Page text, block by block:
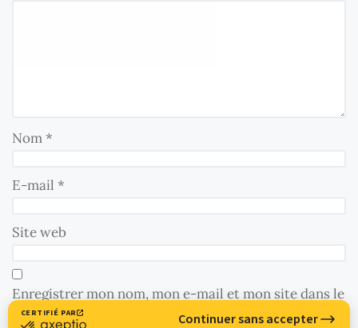
Nom*
E-mail *
Site web
Enregistrer mon nom, mon e-mail et mon site dans le
navigateur pour mon prochain commentaire.